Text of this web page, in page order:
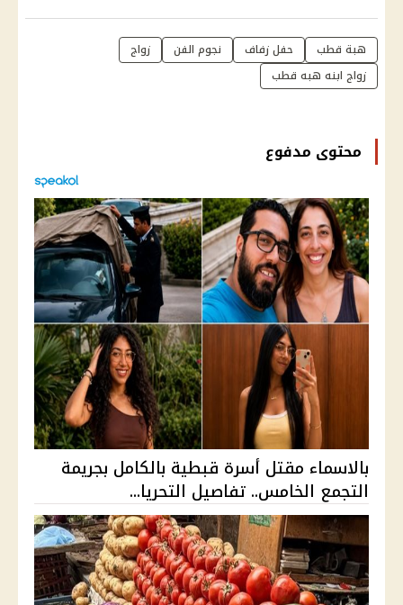
هبة قطب حفل زفاف نجوم الفن
زواج
زواج ابنه هبه قطب
محتوى مدفوع
بالاسماء مقتل أسرة قبطية بالكامل بجريمة
التجمع الخامس.. تفاصيل التحريا...